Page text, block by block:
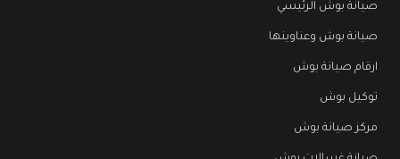
صيانة بوش الرئيسي
صيانة بوش وعناوينها
ارقام صيانة بوش
توكيل بوش
مركز صيانة بوش